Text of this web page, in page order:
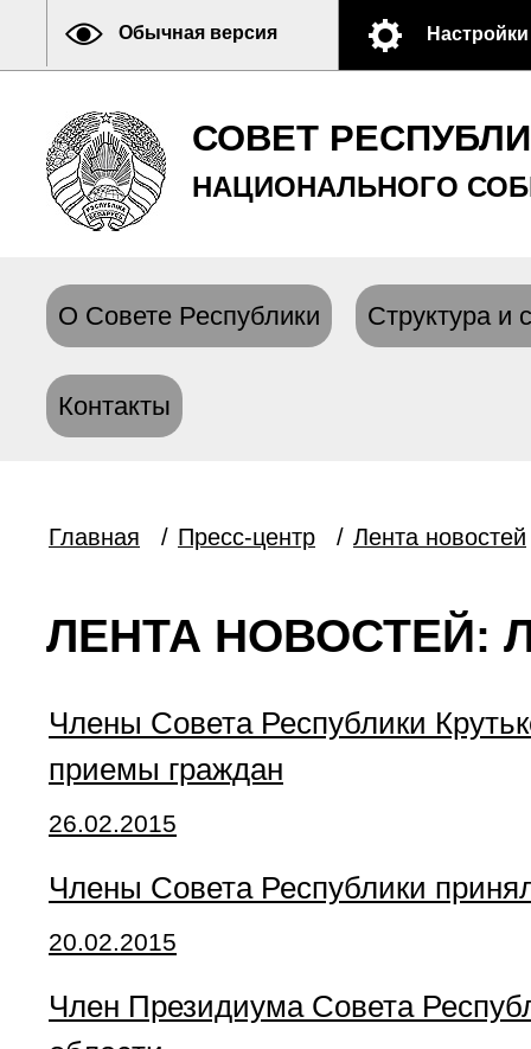
Обычная версия Настройки
СОВЕТ
НАЦИОНАЛЬНОГО
О Совете Республики Структура и
Контакты
Главная / Пресс-центр / Лента новостей
ЛЕНТА НОВОСТЕЙ:
Члены Совета Республики
приемы граждан
26.02.2015
Члены Совета Республики
20.02.2015
Член Президиума Совета